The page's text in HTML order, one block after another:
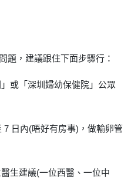
題，建議跟住下面步驟行：
或「深圳婦幼保健院」公眾
7 日內(唔好有房事)，做輸卵管
生建議(一位西醫、一位中